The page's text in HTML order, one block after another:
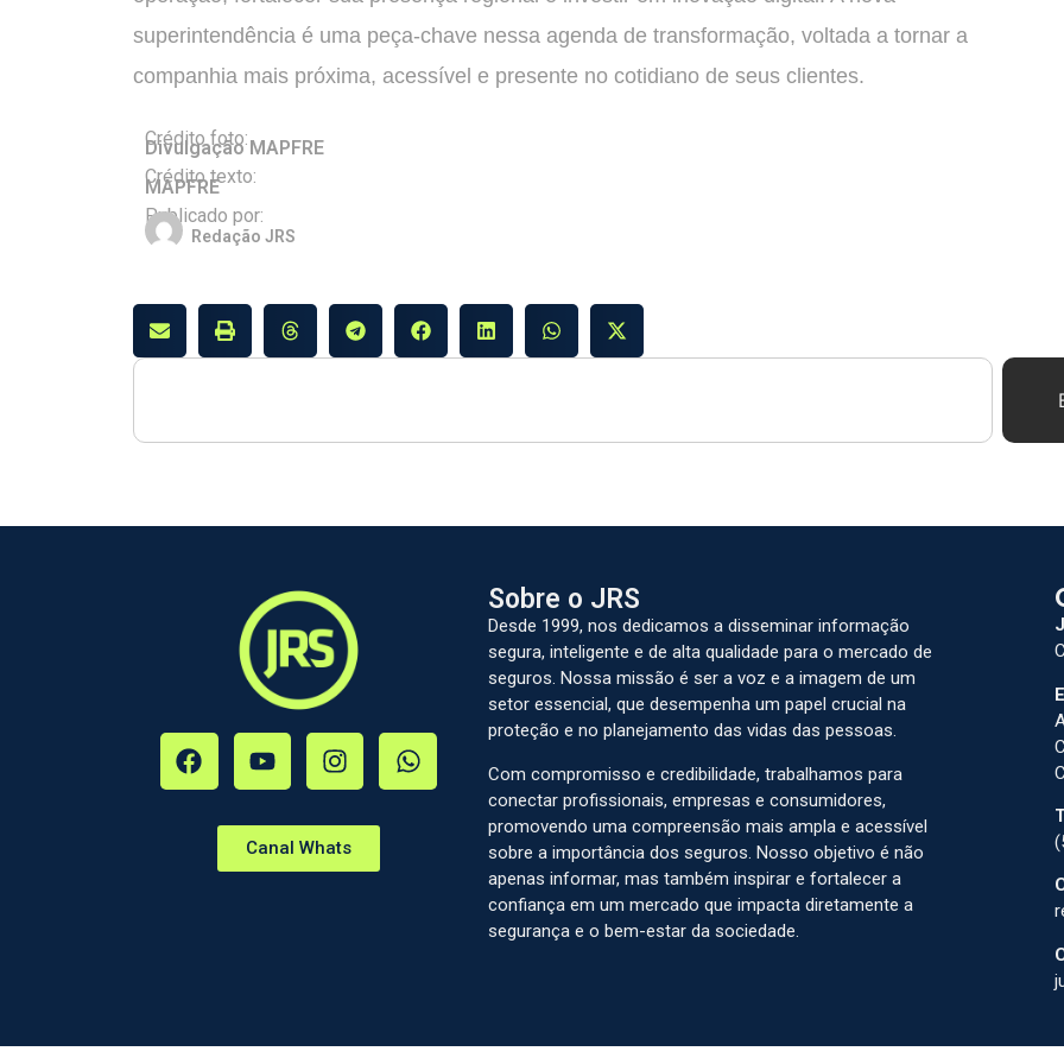
superintendência é uma peça-chave nessa agenda de transformação, voltada a tornar a
companhia mais próxima, acessível e presente no cotidiano de seus clientes.
Crédito foto:
Divulgação MAPFRE
Crédito texto:
MAPFRE
Publicado por:
Redação JRS
Canal Whats
Sobre o JRS
Desde 1999, nos dedicamos a disseminar informação
segura, inteligente e de alta qualidade para o mercado de
seguros. Nossa missão é ser a voz e a imagem de um
setor essencial, que desempenha um papel crucial na
proteção e no planejamento das vidas das pessoas.
Com compromisso e credibilidade, trabalhamos para
conectar profissionais, empresas e consumidores,
promovendo uma compreensão mais ampla e acessível
sobre a importância dos seguros. Nosso objetivo é não
apenas informar, mas também inspirar e fortalecer a
confiança em um mercado que impacta diretamente a
segurança e o bem-estar da sociedade.